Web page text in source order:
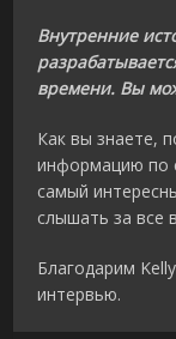
Внутренние
времени. Вы
Как вы знаете,
информацию по
самый
слышать за все
Благодарим
интервью.